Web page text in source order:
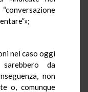
nel caso oggi
da
non
o, comunque